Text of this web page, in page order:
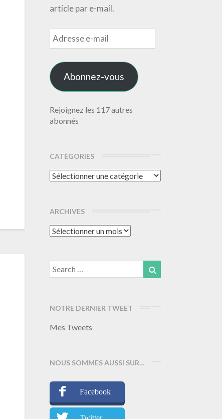
article par e-mail.
Adresse
e-
mail
Abonnez-vous
Rejoignez les 117 autres
abonnés
CATÉGORIES
Catégories
ARCHIVES
Archives
Search
for:
NOTRE DERNIER TWEET
Mes Tweets
NOUS SOMMES AUSSI SUR…
Facebook